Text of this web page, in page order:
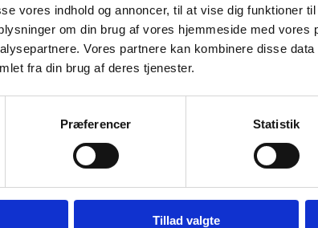
vores indhold og annoncer, til at vise dig funktioner
om din brug af vores hjemmeside med vores
Vores partnere kan kombinere disse
fra din brug af deres tjenester.
Præferencer Statistik
Tillad valgte
SPAR 10%